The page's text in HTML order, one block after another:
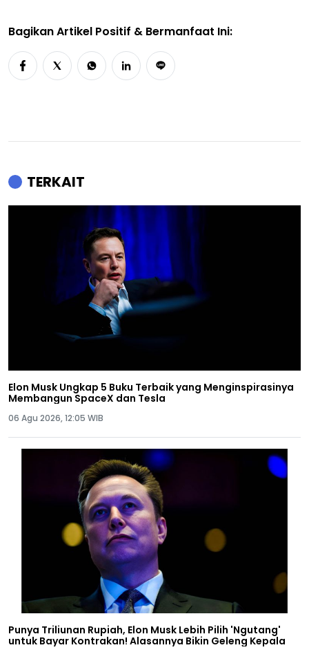
Bagikan Artikel Positif & Bermanfaat Ini:
TERKAIT
Elon Musk Ungkap 5 Buku Terbaik yang Menginspirasinya
Membangun SpaceX dan Tesla
06 Agu 2026, 12:05 WIB
Punya Triliunan Rupiah, Elon Musk Lebih Pilih 'Ngutang'
untuk Bayar Kontrakan! Alasannya Bikin Geleng Kepala